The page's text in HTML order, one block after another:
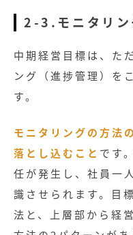
2-3.モニタリン
中期経営目標は、た
ング（進捗管理）を
す。
モニタリングの方法
落とし込むこと です
任が発生し、社員一
識させられます。目
法と、上層部から経